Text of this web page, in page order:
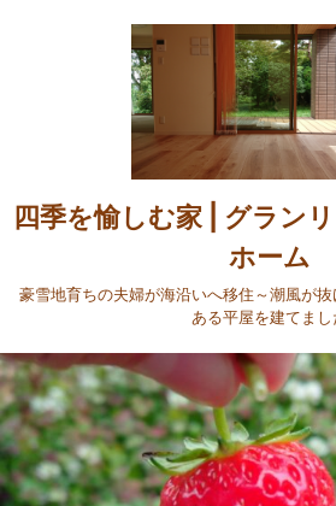
四季を愉しむ家 | グラン
ホーム
豪雪地育ちの夫婦が海沿いへ移住～潮風が
ある平屋を建てまし